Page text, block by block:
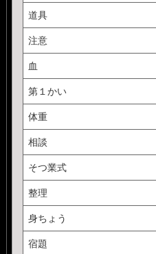
道具
注意
血
第１かい
体重
相談
そつ業式
整理
身ちょう
宿題